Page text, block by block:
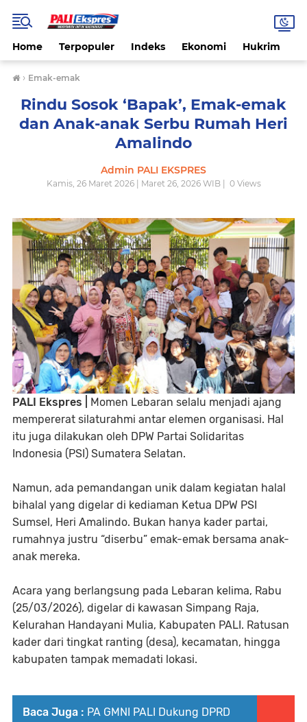
Home Terpopuler Indeks Ekonomi Hukrim
› Emak-emak
Rindu Sosok ‘Bapak’, Emak-emak
dan Anak-anak Serbu Rumah Heri
Amalindo
Admin PALI EKSPRES
Kamis, 26 Maret 2026 | Maret 26, 2026 WIB | 0Views
PALI Ekspres |
Momen Lebaran selalu menjadi ajang
mempererat silaturahmi antar elemen organisasi. Hal
itu juga dilakukan oleh DPW Partai Solidaritas
Indonesia (PSI) Sumatera Selatan.
Namun, ada pemandangan unik dalam kegiatan halal
bihalal yang digelar di kediaman Ketua DPW PSI
Sumsel, Heri Amalindo. Bukan hanya kader partai,
rumahnya justru “diserbu” emak-emak bersama anak-
anak mereka.
Acara yang berlangsung pada Lebaran kelima, Rabu
(25/03/2026), digelar di kawasan Simpang Raja,
Kelurahan Handayani Mulia, Kabupaten PALI. Ratusan
kader dari tingkat ranting (desa), kecamatan, hingga
kabupaten tampak memadati lokasi.
Baca Juga : PA GMNI PALI Dukung DPRD